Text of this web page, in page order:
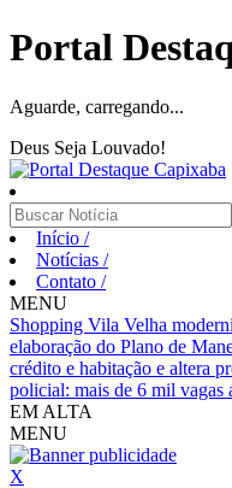
Portal
Aguarde, carregando...
Deus Seja Louvado!
Início /
Notícias /
Contato /
MENU
Shopping Vila Velha
elaboração do Plano de
crédito e habitação e altera
policial: mais de 6 mil vagas
EM ALTA
MENU
X